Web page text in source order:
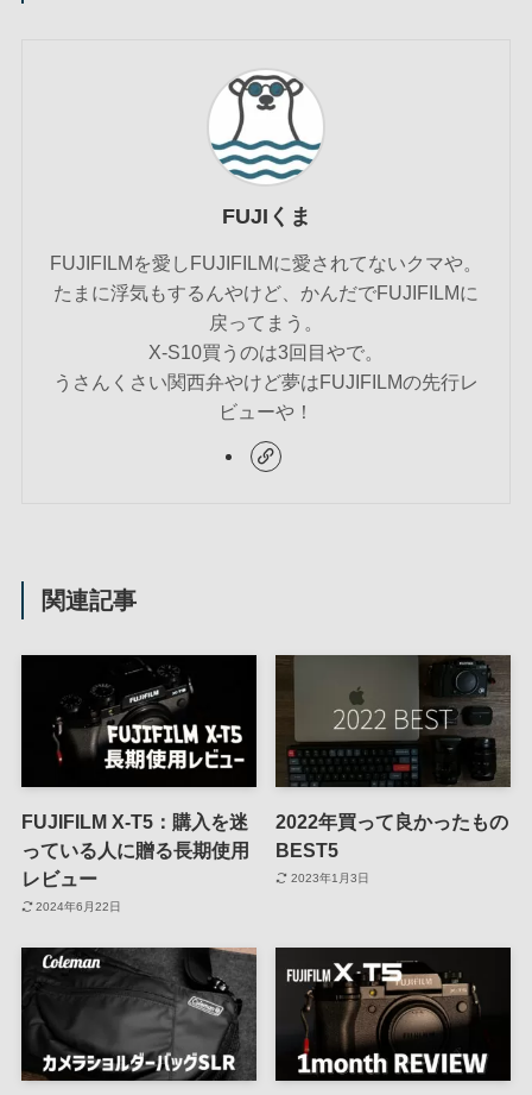
FUJIくま
FUJIFILMを愛しFUJIFILMに愛されてないクマや。
たまに浮気もするんやけど、かんだでFUJIFILMに
戻ってまう。
X-S10買うのは3回目やで。
うさんくさい関西弁やけど夢はFUJIFILMの先行レ
ビューや！
関連記事
FUJIFILM X-T5：購入を迷
っている人に贈る長期使用
レビュー
2024年6月22日
2022年買って良かったもの
BEST5
2023年1月3日